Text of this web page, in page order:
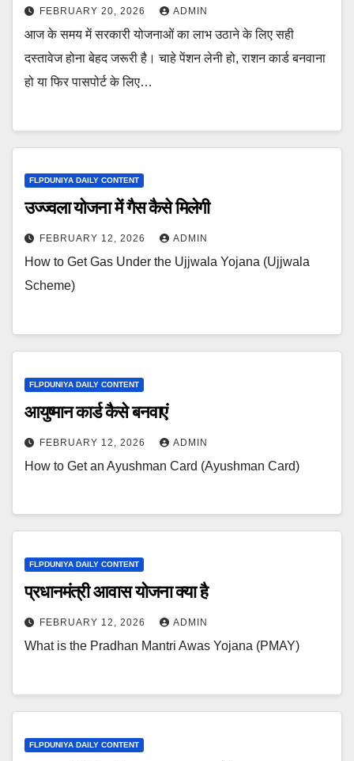
FEBRUARY 20, 2026 ADMIN
आज के समय में सरकारी योजनाओं का लाभ उठाने के लिए सही
दस्तावेज होना बेहद जरूरी है। चाहे पेंशन लेनी हो, राशन कार्ड बनवाना
हो या फिर पासपोर्ट के लिए…
FLPDUNIYA DAILY CONTENT
उज्ज्वला योजना में गैस कैसे मिलेगी
FEBRUARY 12, 2026 ADMIN
How to Get Gas Under the Ujjwala Yojana (Ujjwala
Scheme)
FLPDUNIYA DAILY CONTENT
आयुष्मान कार्ड कैसे बनवाएं
FEBRUARY 12, 2026 ADMIN
How to Get an Ayushman Card (Ayushman Card)
FLPDUNIYA DAILY CONTENT
प्रधानमंत्री आवास योजना क्या है
FEBRUARY 12, 2026 ADMIN
What is the Pradhan Mantri Awas Yojana (PMAY)
FLPDUNIYA DAILY CONTENT